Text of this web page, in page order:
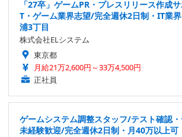
「27卒」ゲームPR・プレスリリース作成
T・ゲーム業界志望/完全週休2日制・IT業
浦3丁目
株式会社ELシステム
東京都
月給21万2,600円～33万4,500円
正社員
ゲームシステム調整スタッフ/テスト確認
未経験歓迎/完全週休2日制・月40万以上可